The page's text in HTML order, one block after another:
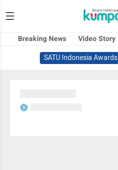
Breaking News Video Story
SATU Indonesia Awards
S